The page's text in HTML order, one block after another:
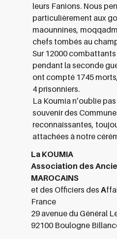
leurs Fanions. Nous
particulièrement aux
maounnines,
chefs tombés au
Sur 12000
pendant la seconde
ont compté 1745
4 prisonniers.
La Koumia n’oublie
souvenir des
reconnaissantes,
attachées à notre
La KOUMIA
Association des
MAROCAINS
et des Officiers desA
France
29 avenue du Général
92100 Boulogne